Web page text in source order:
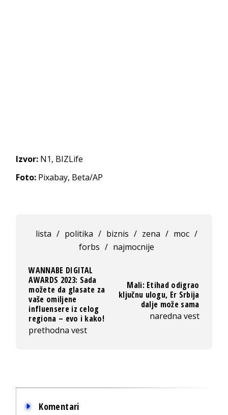
Izvor: N1, BIZLife
Foto: Pixabay, Beta/AP
lista / politika / biznis / zena / moc /
forbs / najmocnije
WANNABE DIGITAL
AWARDS 2023: Sada
možete da glasate za
vaše omiljene
influensere iz celog
regiona – evo i kako!
prethodna vest
Mali: Etihad odigrao
ključnu ulogu, Er Srbija
dalje može sama
naredna vest
Komentari